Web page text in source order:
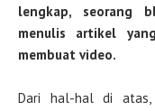
lengkap, seorang
menulis artikel
membuat video.
Dari hal-hal di atas,